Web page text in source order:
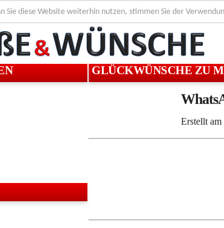
Sie diese Website weiterhin nutzen, stimmen Sie der
GLÜCKWÜNSCHE ZU
Erstellt am